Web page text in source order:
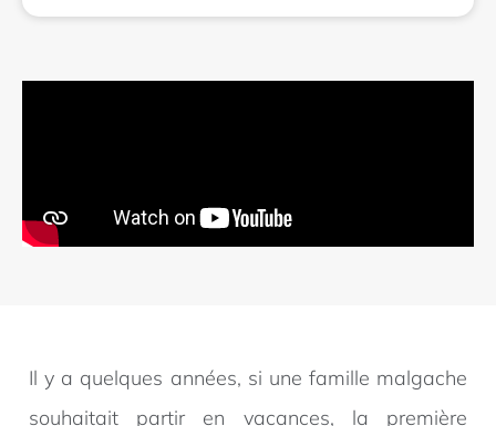
Il y a quelques années, si une famille malgache
souhaitait partir en vacances, la première